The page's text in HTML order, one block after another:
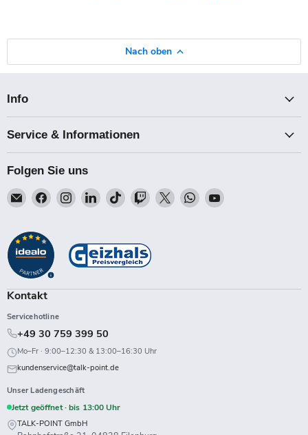
Nach oben
Info
Service & Informationen
Folgen Sie uns
Email
Talk-
Finden
Sie
auf
Facebook
Finden
Sie
auf
Instagram
Finden
Sie
auf
LinkedIn
Finden
Sie
auf
TikTok
Finden
Sie
Twitch
Finden
Sie
Finden
Sie
Finden
Kontakt
Servicehotline
+49 30 759 399 50
Mo–Fr · 9:00–12:30 & 13:00–16:30 Uhr
kundenservice@talk-point.de
Unser Ladengeschäft
Jetzt geöffnet · bis 13:00 Uhr
TALK-POINT GmbH